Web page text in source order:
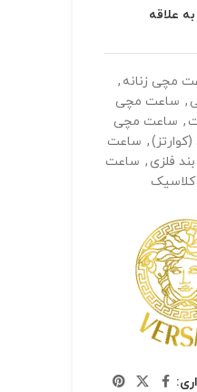
علاقه
مچی زنانه ,
, ساعت مچی
, ساعت مچی
(کوارتز), ساعت
فلزی , ساعت
کلاسیک